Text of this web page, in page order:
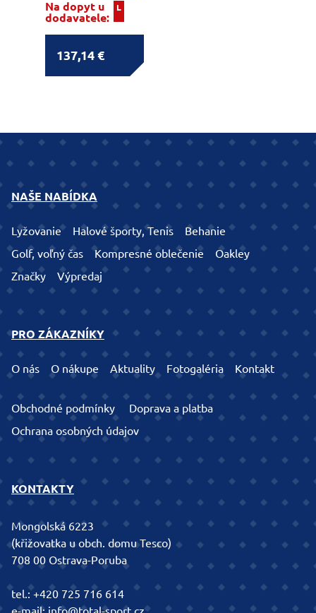
Na dopyt u
dodavatele:
L
137,14 €
NAŠE NABÍDKA
Lyžovanie Halové športy, Tenis
Behanie
Golf, voľný čas
Kompresné oblečenie
Oakley
Značky
Výpredaj
PRO ZÁKAZNÍKY
O nás O nákupe Aktuality Fotogaléria Kontakt
Obchodné podmínky
Doprava a platba
Ochrana osobných údajov
KONTAKTY
Mongolská 6223
(křižovatka u obch. domu Tesco)
708 00 Ostrava-Poruba
tel.:+420 725 716 614